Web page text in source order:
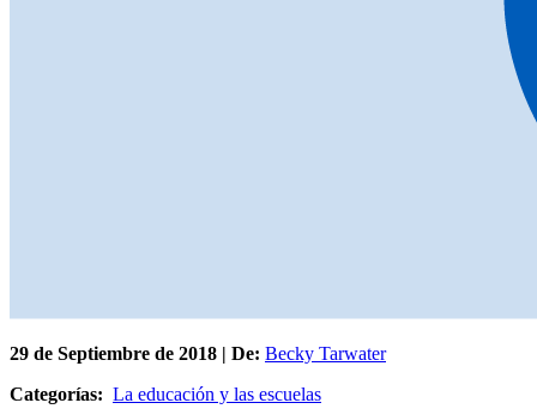
29 de Septiembre de 2018 | De: Becky Tarwater
Categorías: La educación y las escuelas